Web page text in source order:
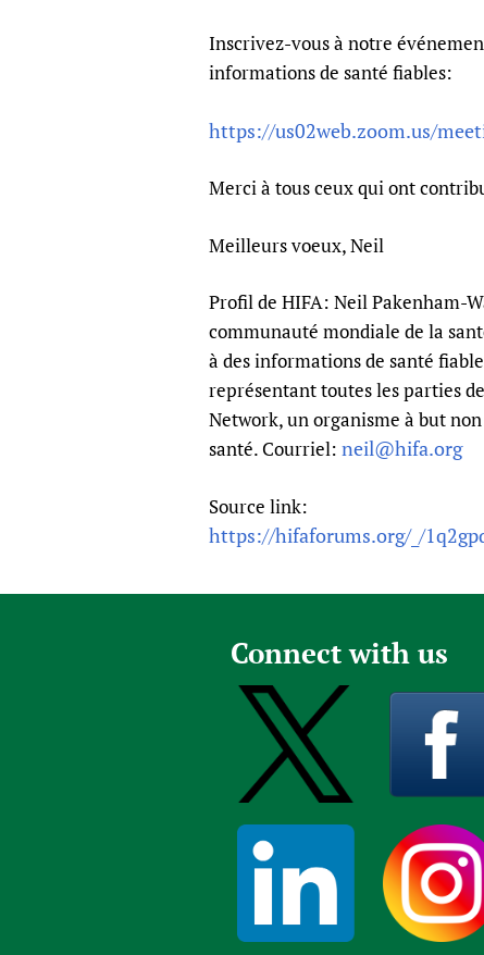
Inscrivez-vous à notre
informations de santé fiables:
https://us02web.zoom.us/
Merci à tous ceux qui ont
Meilleurs voeux, Neil
Profil de HIFA: Neil Pakenham-
communauté mondiale de la
à des informations de santé
représentant toutes les parties
Network, un organisme à but
santé. Courriel: neil@hifa.org
Source link:
https://hifaforums.org/_/
Connect with us